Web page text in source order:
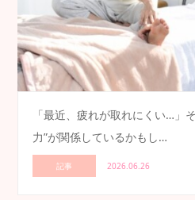
「最近、疲れが取れにくい…」
力”が関係しているかもし…
記事 2026.06.26